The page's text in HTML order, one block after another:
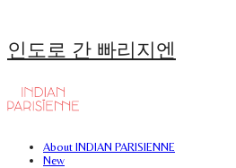
인도로 간 빠리지엔
About INDIAN PARISIENNE
New